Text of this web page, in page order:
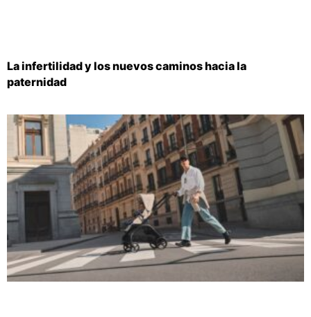
La infertilidad y los nuevos caminos hacia la
paternidad